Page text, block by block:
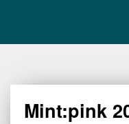
Mint:pink